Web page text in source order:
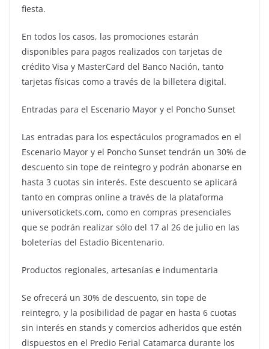
fiesta.
En todos los casos, las promociones estarán
disponibles para pagos realizados con tarjetas de
crédito Visa y MasterCard del Banco Nación, tanto
tarjetas físicas como a través de la billetera digital.
Entradas para el Escenario Mayor y el Poncho Sunset
Las entradas para los espectáculos programados en el
Escenario Mayor y el Poncho Sunset tendrán un 30% de
descuento sin tope de reintegro y podrán abonarse en
hasta 3 cuotas sin interés. Este descuento se aplicará
tanto en compras online a través de la plataforma
universotickets.com, como en compras presenciales
que se podrán realizar sólo del 17 al 26 de julio en las
boleterías del Estadio Bicentenario.
Productos regionales, artesanías e indumentaria
Se ofrecerá un 30% de descuento, sin tope de
reintegro, y la posibilidad de pagar en hasta 6 cuotas
sin interés en stands y comercios adheridos que estén
dispuestos en el Predio Ferial Catamarca durante los